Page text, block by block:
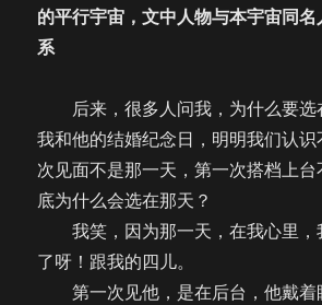
的平行宇宙，文中人物与本宇宙同
系
后来，很多人问我，为什么要选
我和他的结婚纪念日，明明我们认
次见面不是那一天，第一次搭档上
底为什么会选在那天？
我笑，因为那一天，在我心里，
了呀！跟我的四儿。
第一次见他，是在后台，他戴着